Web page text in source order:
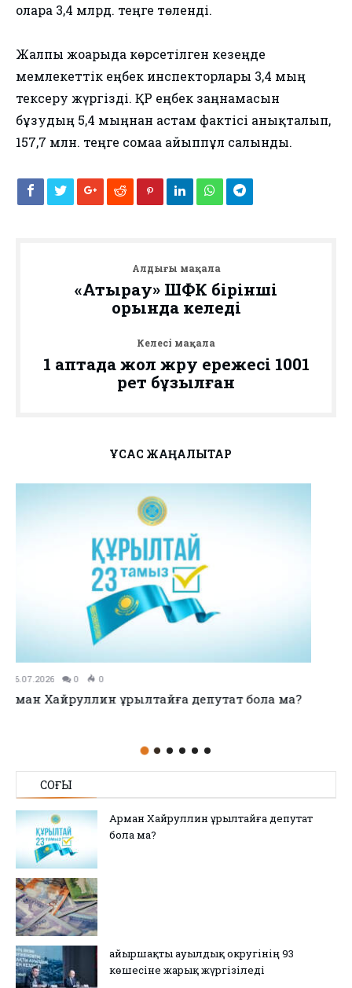
оларға 3,4 млрд. теңге төленді.
Жалпы жоғарыда көрсетілген кезеңде
мемлекеттік еңбек инспекторлары 3,4 мың
тексеру жүргізді. ҚР еңбек заңнамасын
бұзудың 5,4 мыңнан астам фактісі анықталып,
157,7 млн. теңге сомаға айыппұл салынды.
Алдыңғы мақала
«Атырау» ШФК бірінші
орында келеді
Келесі мақала
1 аптада жол жүру ережесі 1001
рет бұзылған
ҰҚСАС ЖАҢАЛЫҚТАР
11.07.2026 0
no title
СОҢҒЫ
Арман Хайруллин Құрылтайға депутат
бола ма?
Қайыршақты ауылдық округінің 93
көшесіне жарық жүргізіледі